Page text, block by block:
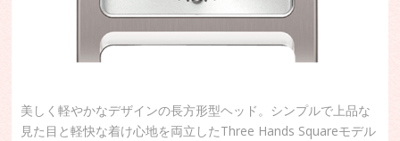
美しく軽やかなデザインの長方形型ヘッド。シンプルで上品な
見た目と軽快な着け心地を両立したThree Hands Squareモデル